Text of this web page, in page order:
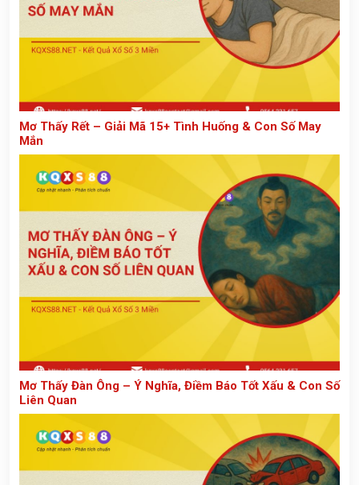
Mơ Thấy Rết – Giải Mã 15+ Tình Huống & Con Số May
Mắn
Mơ Thấy Đàn Ông – Ý Nghĩa, Điềm Báo Tốt Xấu & Con Số
Liên Quan